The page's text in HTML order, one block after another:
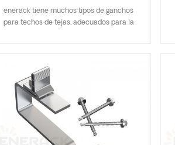
enerack tiene muchos tipos de ganchos
para techos de tejas, adecuados para la
importantes le ahorra costos de inventario,
rápido y fácil de instalar. enerack tiene una
gran variedad de ganchos de techo brindan
opciones a los clientes. personalizados
según las necesidades del cliente para
cumplir con los requisitos especiales de
instalación.